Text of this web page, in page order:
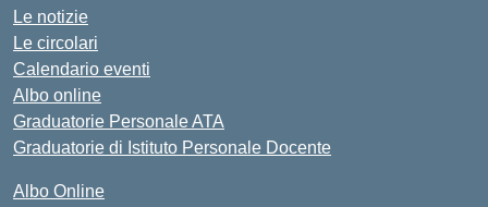
Le notizie
Le circolari
Calendario eventi
Albo online
Graduatorie Personale ATA
Graduatorie di Istituto Personale Docente
Albo Online